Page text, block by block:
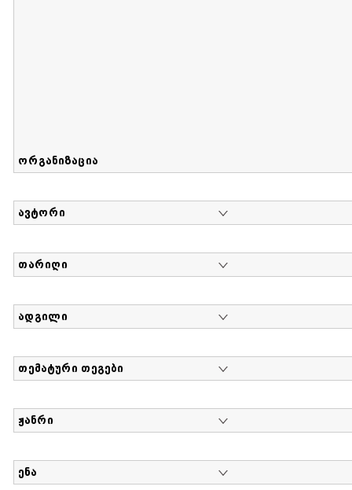
ორგანიზაცია
ავტორი
თარიღი
ადგილი
თემატური თეგები
ჟანრი
ენა